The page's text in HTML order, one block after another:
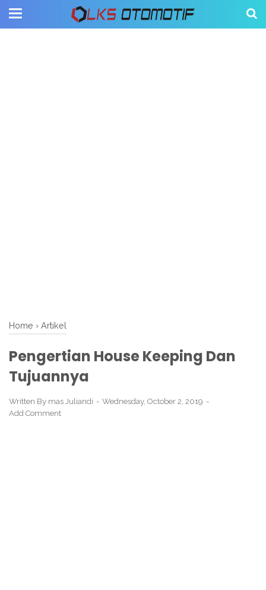
Home › Artikel
Pengertian House Keeping Dan
Tujuannya
Written By mas Juliandi
Wednesday, October 2, 2019
Add Comment